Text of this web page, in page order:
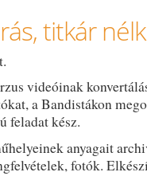
titkár
videóinak
a Bandistákon
feladat kész.
anyagait
fotók.